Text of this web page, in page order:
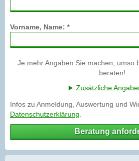
Vorname, Name: *
Je mehr Angaben Sie machen, umso
beraten!
Zusätzliche
Infos zu Anmeldung, Auswertung und
Datenschutzerklärung
Beratung